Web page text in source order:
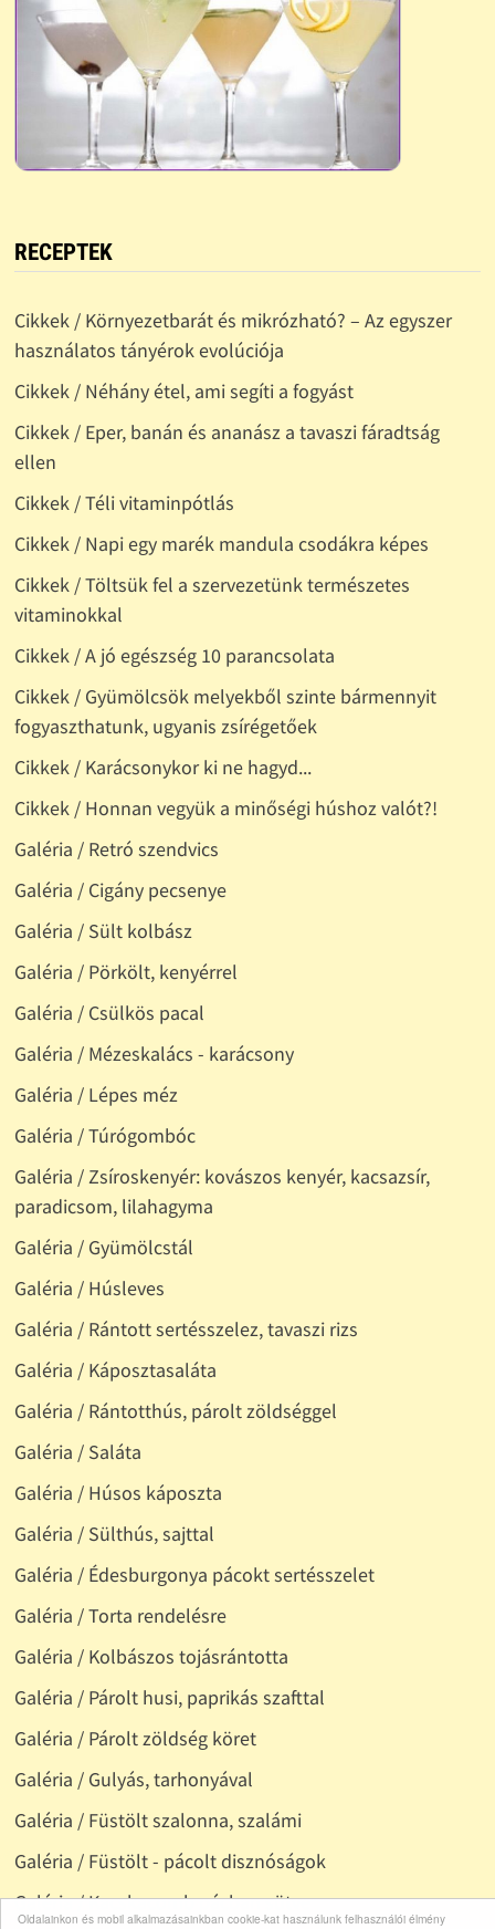
Oldalainkon és mobil alkalmazásainkban cookie-kat használunk felhasználói élmény
RECEPTEK
Cikkek / Környezetbarát és mikrózható? – Az egyszer
használatos tányérok evolúciója
Cikkek / Néhány étel, ami segíti a fogyást
Cikkek / Eper, banán és ananász a tavaszi fáradtság
ellen
Cikkek / Téli vitaminpótlás
Cikkek / Napi egy marék mandula csodákra képes
Cikkek / Töltsük fel a szervezetünk természetes
vitaminokkal
Cikkek / A jó egészség 10 parancsolata
Cikkek / Gyümölcsök melyekből szinte bármennyit
fogyaszthatunk, ugyanis zsírégetőek
Cikkek / Karácsonykor ki ne hagyd...
Cikkek / Honnan vegyük a minőségi húshoz valót?!
Galéria / Retró szendvics
Galéria / Cigány pecsenye
Galéria / Sült kolbász
Galéria / Pörkölt, kenyérrel
Galéria / Csülkös pacal
Galéria / Mézeskalács - karácsony
Galéria / Lépes méz
Galéria / Túrógombóc
Galéria / Zsíroskenyér: kovászos kenyér, kacsazsír,
paradicsom, lilahagyma
Galéria / Gyümölcstál
Galéria / Húsleves
Galéria / Rántott sertésszelez, tavaszi rizs
Galéria / Káposztasaláta
Galéria / Rántotthús, párolt zöldséggel
Galéria / Saláta
Galéria / Húsos káposzta
Galéria / Sülthús, sajttal
Galéria / Édesburgonya pácokt sertésszelet
Galéria / Torta rendelésre
Galéria / Kolbászos tojásrántotta
Galéria / Párolt husi, paprikás szafttal
Galéria / Párolt zöldség köret
Galéria / Gulyás, tarhonyával
Galéria / Füstölt szalonna, szalámi
Galéria / Füstölt - pácolt disznóságok
Galéria / Kacskacomb pácban sütve